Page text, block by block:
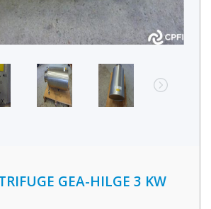
GEA-HILGE 3 KW